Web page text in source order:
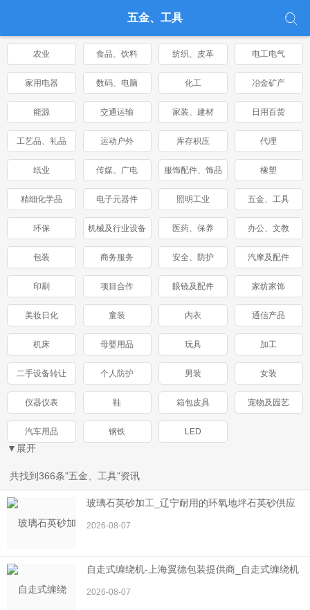
五金、工具
农业 食品、饮料 纺织、皮革 电工电气
家用电器 数码、电脑 化工 冶金矿产
能源 交通运输 家装、建材 日用百货
工艺品、礼品 运动户外 库存积压 代理
纸业 传媒、广电 服饰配件、饰品 橡塑
精细化学品 电子元器件 照明工业 五金、工具
环保 机械及行业设备 医药、保养 办公、文教
包装 商务服务 安全、防护 汽摩及配件
印刷 项目合作 眼镜及配件 家纺家饰
美妆日化 童装 内衣 通信产品
机床 母婴用品 玩具 加工
二手设备转让 个人防护 男装 女装
仪器仪表 鞋 箱包皮具 宠物及园艺
汽车用品 钢铁 LED
▼展开
共找到366条"五金、工具"资讯
玻璃石英砂加工_辽宁耐用的环氧地坪石英砂供应
2026-08-07
自走式缠绕机-上海翼德包装提供商_自走式缠绕机
2026-08-07